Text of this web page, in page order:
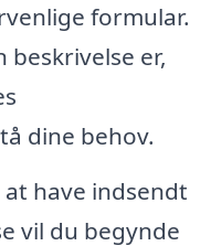
formular.
beskrivelse er,
dine behov.
at have indsendt
vil du begynde